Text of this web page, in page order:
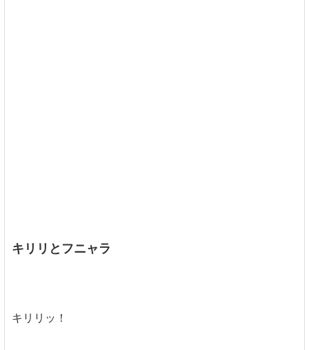
キリリとフニャラ
キリリッ！